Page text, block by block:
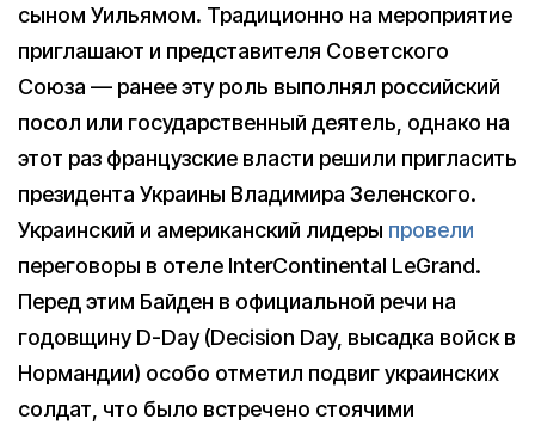
сыном Уильямом. Традиционно на мероприятие
приглашают и представителя Советского
Союза — ранее эту роль выполнял российский
посол или государственный деятель, однако на
этот раз французские власти решили пригласить
президента Украины Владимира Зеленского.
Украинский и американский лидеры провели
переговоры в отеле InterContinental LeGrand.
Перед этим Байден в официальной речи на
годовщину D-Day (Decision Day, высадка войск в
Нормандии) особо отметил подвиг украинских
солдат, что было встречено стоячими